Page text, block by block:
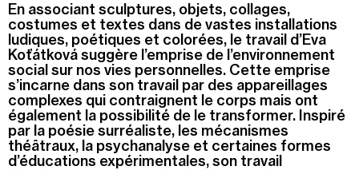
En associant sculptures, objets, collages,
costumes et textes dans de vastes installations
ludiques, poétiques et colorées, le travail d’Eva
Koťátková suggère l’emprise de l’environnement
social sur nos vies personnelles. Cette emprise
s’incarne dans son travail par des appareillages
complexes qui contraignent le corps mais ont
également la possibilité de le transformer. Inspiré
par la poésie surréaliste, les mécanismes
théâtraux, la psychanalyse et certaines formes
d’éducations expérimentales, son travail